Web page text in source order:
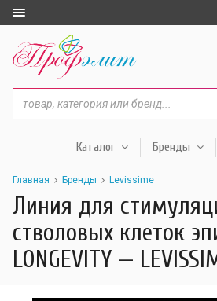
Каталог Бренды
Главная Бренды Levissime
Линия для
стволовых клеток
LONGEVITY —